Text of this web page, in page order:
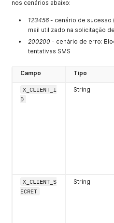
nos cenários abaixo:
123456 - cenário de sucesso
mail utilizado na solicitação
200200 - cenário de erro:
tentativas SMS
Campo Tipo
X_CLIENT_I
D
String
X_CLIENT_S
ECRET
String